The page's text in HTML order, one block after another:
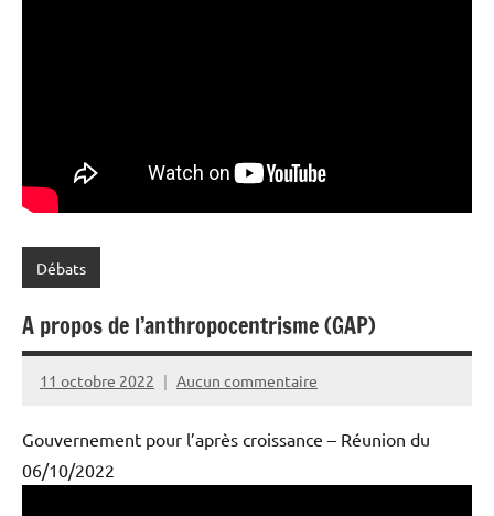
Débats
A propos de l’anthropocentrisme (GAP)
11 octobre 2022
PPAC
Aucun commentaire
Gouvernement pour l’après croissance – Réunion du
06/10/2022